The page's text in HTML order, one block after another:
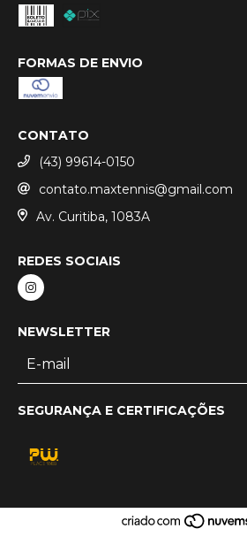
FORMAS DE ENVIO
CONTATO
(43) 99614-0150
contato.maxtennis@gmail.com
Av. Curitiba, 1083A
REDES SOCIAIS
NEWSLETTER
SEGURANÇA E CERTIFICAÇÕES